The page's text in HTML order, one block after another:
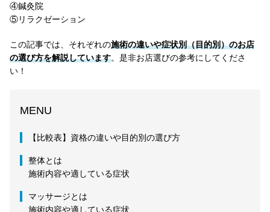
④鍼灸院
⑤リラクゼーション
この記事では、それぞれの施術の違いや症状別（目的別）のお店
の選び方を解説しています。是非お店選びの参考にしてくださ
い！
MENU
【比較表】資格の違いや目的別の選び方
整体とは
施術内容や適している症状
マッサージとは
施術内容や適している症状